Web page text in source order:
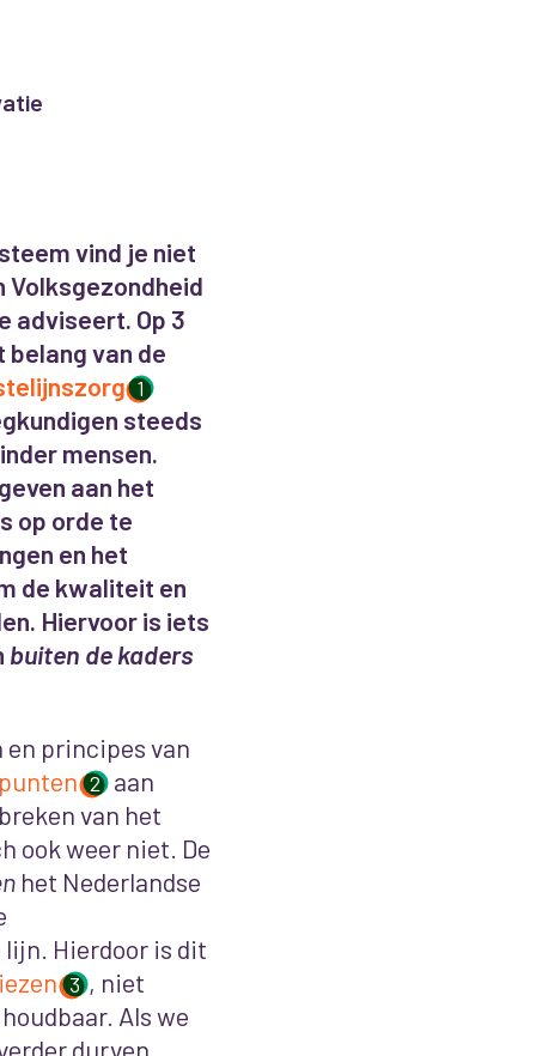
vind je niet
Volksgezondheid
adviseert. Op 3
belang van de
1
steeds
mensen.
aan het
op orde te
en het
de kwaliteit en
Hiervoor is iets
buiten de kaders
en principes van
2 aan
van het
ook weer niet. De
het Nederlandse
Hierdoor is dit
3 , niet
Als we
durven